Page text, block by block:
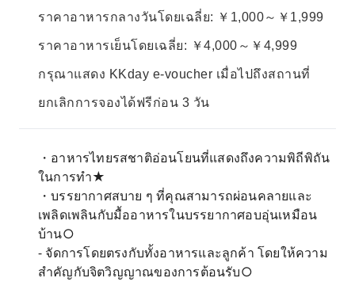
ราคาอาหารกลางวันโดยเฉลี่ย: ￥1,000～￥1,999
ราคาอาหารเย็นโดยเฉลี่ย: ￥4,000～￥4,999
กรุณาแสดง KKday e-voucher เมื่อไปถึงสถานที่
ยกเลิกการจองได้ฟรีก่อน 3 วัน
・อาหารไทยรสชาติอ่อนโยนที่แสดงถึงความพิถีพิถัน
ในการทำ★
・บรรยากาศสบาย ๆ ที่คุณสามารถผ่อนคลายและ
เพลิดเพลินกับมื้ออาหารในบรรยากาศอบอุ่นเหมือน
บ้าน○
- จัดการโดยตรงกับทั้งอาหารและลูกค้า โดยให้ความ
สำคัญกับจิตวิญญาณของการต้อนรับ○